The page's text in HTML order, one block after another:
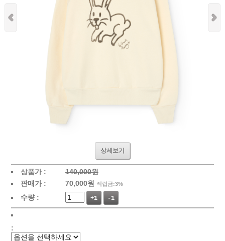
상세보기
상품가 :
140,000원
판매가 :
70,000원 적립금:3%
수량 : +1 -1
: